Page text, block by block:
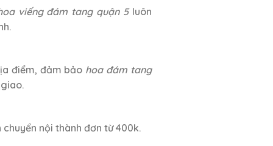
viếng đám tang quận 5luôn
điểm, đảm bảo hoa đám tang
nội thành đơn từ 400k.